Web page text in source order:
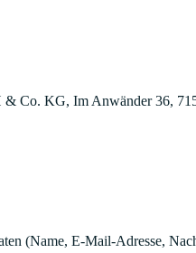
Co. KG, Im Anwänder 36,
(Name, E-Mail-Adresse,